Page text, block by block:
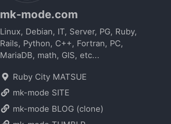
mk-mode.com
Linux, Debian, IT, Server, PG, Ruby,
Rails, Python, C++, Fortran, PC,
MariaDB, math, GIS, etc...
Ruby City MATSUE
mk-mode SITE
mk-mode BLOG (clone)